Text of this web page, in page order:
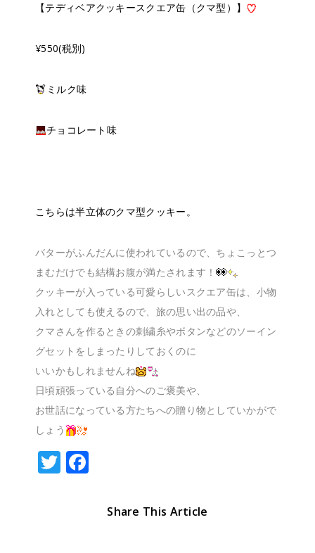
【テディベアクッキースクエア缶（クマ型）】
¥550(税別)
ミルク味
チョコレート味
こちらは半立体のクマ型クッキー。
バターがふんだんに使われているので、ちょこっとつ
まむだけでも結構お腹が満たされます！
クッキーが入っている可愛らしいスクエア缶は、小物
入れとしても使えるので、旅の思い出の品や、
クマさんを作るときの刺繍糸やボタンなどのソーイン
グセットをしまったりしておくのに
いいかもしれませんね
日頃頑張っている自分へのご褒美や、
お世話になっている方たちへの贈り物としていかがで
しょう
T
Share This Article